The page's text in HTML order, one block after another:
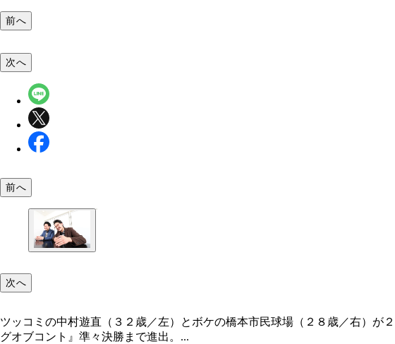
前へ
次へ
前へ
次へ
ツッコミの中村遊直（３２歳／左）とボケの橋本市民球場（２８歳／右）
グオブコント』準々決勝まで進出。...